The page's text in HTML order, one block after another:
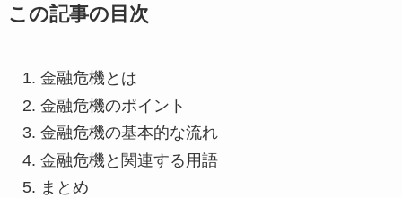
この記事の目次
金融危機とは
金融危機のポイント
金融危機の基本的な流れ
金融危機と関連する用語
まとめ